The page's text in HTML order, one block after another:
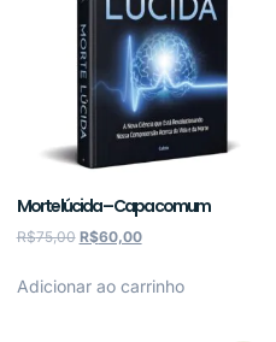
Morte lúcida – Capa comum
R$75,00 R$60,00
Adicionar ao carrinho